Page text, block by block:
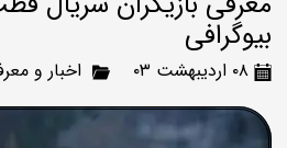
بیوگرافی
۰۸ اردیبهشت ۰۳ اخبار و